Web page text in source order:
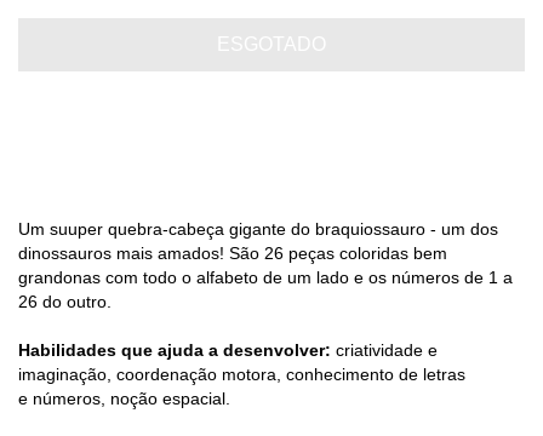
Um suuper quebra-cabeça gigante do braquiossauro - um dos
dinossauros mais amados! São 26 peças coloridas bem
grandonas com todo o alfabeto de um lado e os números de 1 a
26 do outro.
Habilidades que ajuda a desenvolver: criatividade e
imaginação, coordenação motora, conhecimento de letras
e números, noção espacial.